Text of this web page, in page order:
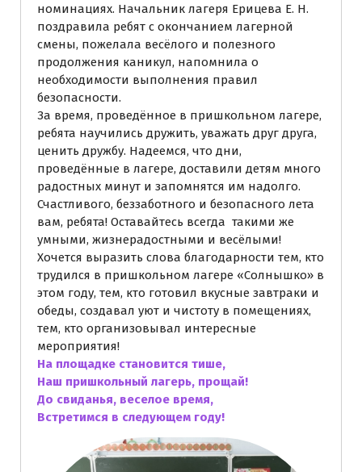
номинациях. Начальник лагеря Ерицева Е. Н.
поздравила ребят с окончанием лагерной
смены, пожелала весёлого и полезного
продолжения каникул, напомнила о
необходимости выполнения правил
безопасности.
За время, проведённое в пришкольном лагере,
ребята научились дружить, уважать друг друга,
ценить дружбу. Надеемся, что дни,
проведённые в лагере, доставили детям много
радостных минут и запомнятся им надолго.
Счастливого, беззаботного и безопасного лета
вам, ребята! Оставайтесь всегда такими же
умными, жизнерадостными и весёлыми!
Хочется выразить слова благодарности тем, кто
трудился в пришкольном лагере «Солнышко» в
этом году, тем, кто готовил вкусные завтраки и
обеды, создавал уют и чистоту в помещениях,
тем, кто организовывал интересные
мероприятия!
На площадке становится тише,
Наш пришкольный лагерь, прощай!
До свиданья, веселое время,
Встретимся в следующем году!